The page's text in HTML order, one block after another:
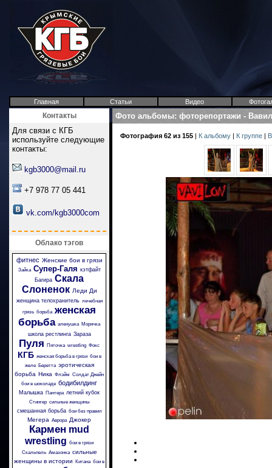
Главная Статьи Видео
Контакты
Для связи с КГБ
используйте следующие
контакты:
kgb3000@mail.ru
+7 978 77 05 441
vk.com/kgb3000com
Облако тэгов
фитнес Женские бои в грязи
Зайка Супер-Галя кэтфайт
Багира Скала
Слоненок Леди Ди
женщина телохранитель лечебная
грязь борьба женская
борьба аленушка Морячка
школа рестлинга Зараза
Пуля Пяточка wrestling Фокс
КГБ женская борьба в грязи бои в
желе
Беретта эротическая
борьба Ника Флэйм Солдат Джейн
бои в шоколаде бодибилдинг
Малышка Пантера летний кубок
Стингер сильные женщины
смешанная борьба бои без правил
Мегера Аврора Джокер
Кармен mud
wrestling бои в грязи
Скальпель Амазонка сильные
женщины в истории
Китана бои в
Фото альбомы: фоторепортажи -
Фотография 62 из 155 | К альбому | К группе |